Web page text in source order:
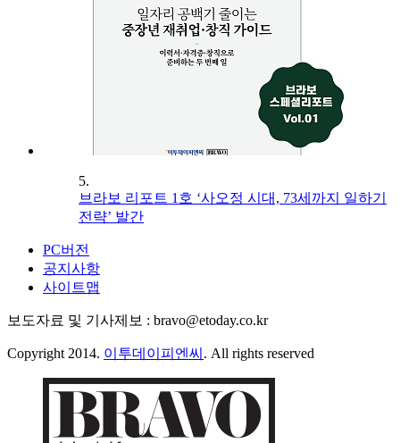
5.
브라보 리포트 1호 ‘사오정 시대, 73세까지 일하기
전략’ 발간
PC버전
공지사항
사이트맵
보도자료 및 기사제보 : bravo@etoday.co.kr
Copyright 2014. 이투데이피엔씨 . All rights reserved